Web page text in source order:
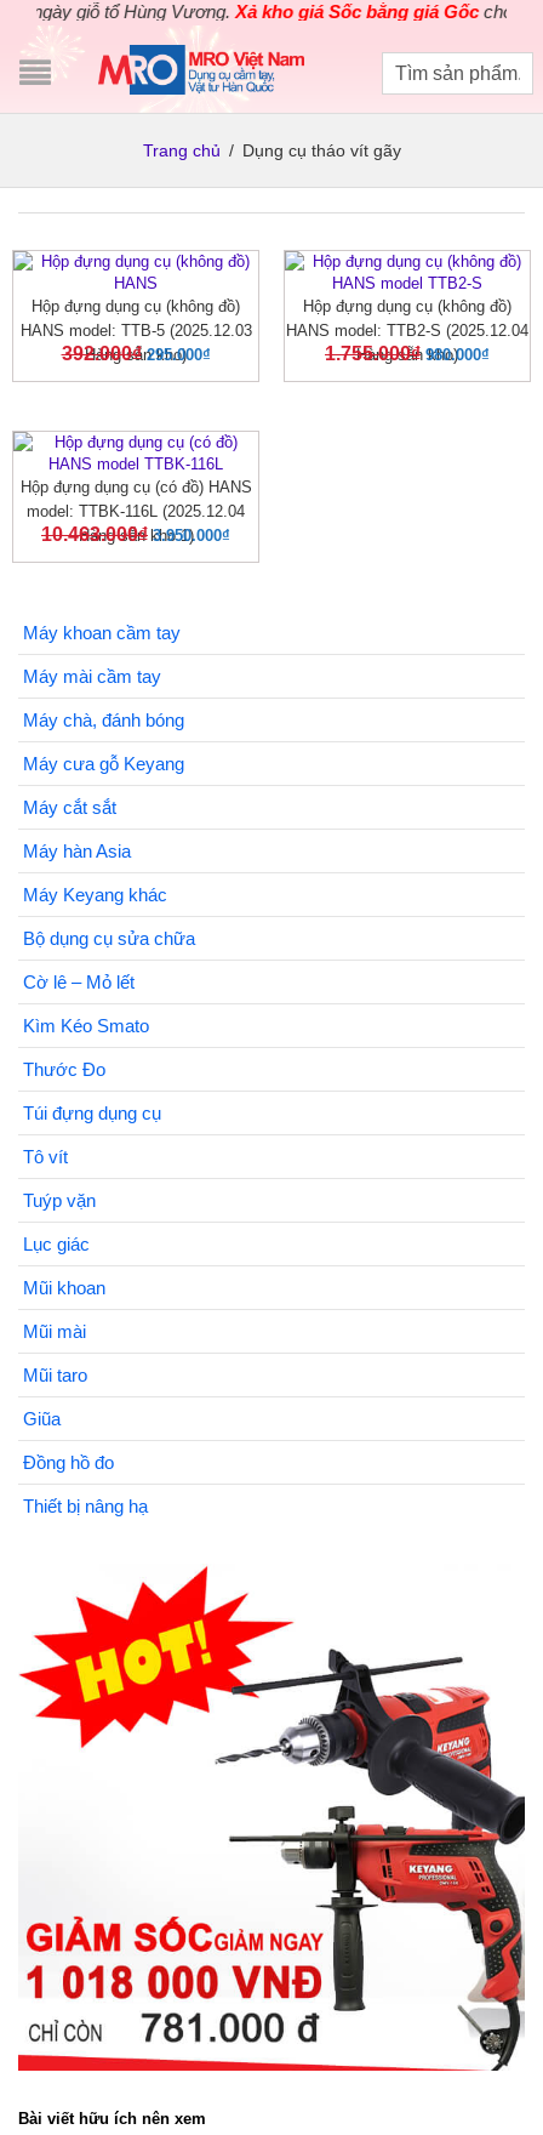
ngày giỗ tổ Hùng Vương.Xả kho giá Sốc bằng giá Gốccho các
Trang chủ / Dụng cụ tháo vít gãy
Hộp đựng dụng cụ (không đồ)
HANS model: TTB-5 (2025.12.03
Hàng sẵn kho)
392.000₫ 295.000₫
Hộp đựng dụng cụ (không đồ)
HANS model: TTB2-S (2025.12.04
Hàng sẵn kho)
1.755.000₫ 980.000₫
Hộp đựng dụng cụ (có đồ) HANS
model: TTBK-116L (2025.12.04
Hàng sẵn kho 1)
10.463.000₫ 3.950.000₫
Máy khoan cầm tay
Máy mài cầm tay
Máy chà, đánh bóng
Máy cưa gỗ Keyang
Máy cắt sắt
Máy hàn Asia
Máy Keyang khác
Bộ dụng cụ sửa chữa
Cờ lê – Mỏ lết
Kìm Kéo Smato
Thước Đo
Túi đựng dụng cụ
Tô vít
Tuýp vặn
Lục giác
Mũi khoan
Mũi mài
Mũi taro
Giũa
Đồng hồ đo
Thiết bị nâng hạ
Bài viết hữu ích nên xem